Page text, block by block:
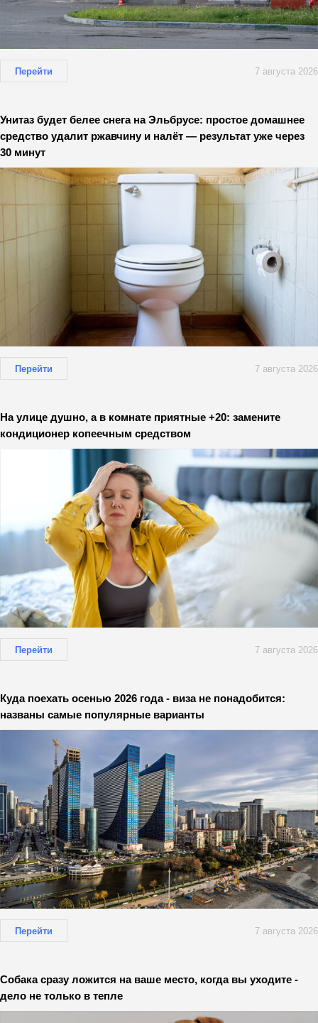
Перейти 7 августа 2026
Унитаз будет белее снега на Эльбрусе: простое домашнее
средство удалит ржавчину и налёт — результат уже через
30 минут
Перейти 7 августа 2026
На улице душно, а в комнате приятные +20: замените
кондиционер копеечным средством
Перейти 7 августа 2026
Куда поехать осенью 2026 года - виза не понадобится:
названы самые популярные варианты
Перейти 7 августа 2026
Собака сразу ложится на ваше место, когда вы уходите -
дело не только в тепле